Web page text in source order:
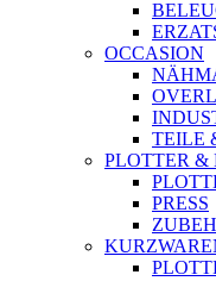
OCCASION
TEILE
PLOTTER &
PRESS